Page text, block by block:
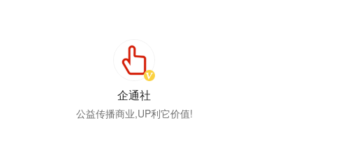
企通社
公益传播商业,UP利它价值!